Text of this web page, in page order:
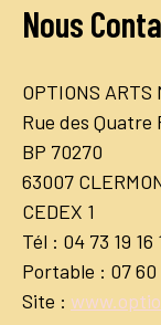
Nous
OPTIONS ARTS
Rue des Quatre
BP 70270
63007
CEDEX 1
Tél : 04 73 19 16
Portable : 07 60
Site :